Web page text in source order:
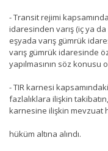
- Transit rejimi
idaresinden varış (iç ya
eşyada varış gümrük
varış gümrük idaresinde
yapılmasının söz konusu
- TIR karnesi
fazlalıklara ilişkin
karnesine ilişkin mevzuat
hüküm altına alındı.